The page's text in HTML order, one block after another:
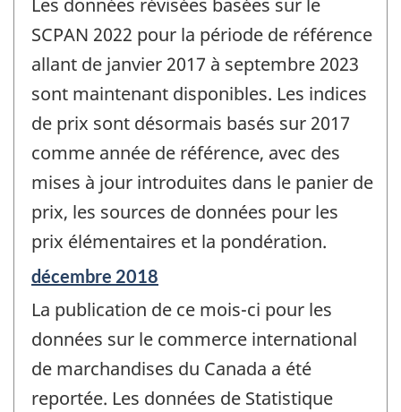
SCPAN 2022 pour la période de référence
allant de janvier 2017 à septembre 2023
sont maintenant disponibles. Les indices
de prix sont désormais basés sur 2017
comme année de référence, avec des
mises à jour introduites dans le panier de
prix, les sources de données pour les
prix élémentaires et la pondération.
Période
référence
de
-
décembre 2018
La publication de ce mois-ci pour les
données sur le commerce international
de marchandises du Canada a été
reportée. Les données de Statistique